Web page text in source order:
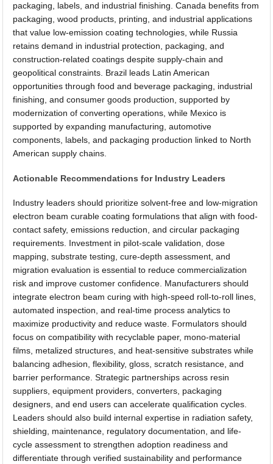
packaging, labels, and industrial finishing. Canada benefits from
packaging, wood products, printing, and industrial applications
that value low-emission coating technologies, while Russia
retains demand in industrial protection, packaging, and
construction-related coatings despite supply-chain and
geopolitical constraints. Brazil leads Latin American
opportunities through food and beverage packaging, industrial
finishing, and consumer goods production, supported by
modernization of converting operations, while Mexico is
supported by expanding manufacturing, automotive
components, labels, and packaging production linked to North
American supply chains.
Actionable Recommendations for Industry Leaders
Industry leaders should prioritize solvent-free and low-migration
electron beam curable coating formulations that align with food-
contact safety, emissions reduction, and circular packaging
requirements. Investment in pilot-scale validation, dose
mapping, substrate testing, cure-depth assessment, and
migration evaluation is essential to reduce commercialization
risk and improve customer confidence. Manufacturers should
integrate electron beam curing with high-speed roll-to-roll lines,
automated inspection, and real-time process analytics to
maximize productivity and reduce waste. Formulators should
focus on compatibility with recyclable paper, mono-material
films, metalized structures, and heat-sensitive substrates while
balancing adhesion, flexibility, gloss, scratch resistance, and
barrier performance. Strategic partnerships across resin
suppliers, equipment providers, converters, packaging
designers, and end users can accelerate qualification cycles.
Leaders should also build internal expertise in radiation safety,
shielding, maintenance, regulatory documentation, and life-
cycle assessment to strengthen adoption readiness and
differentiate through verified sustainability and performance